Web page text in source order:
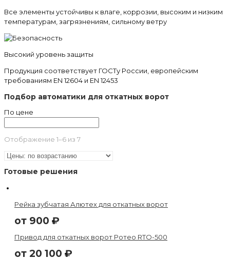
Все элементы устойчивы к влаге, коррозии, высоким и низким
температурам, загрязнениям, сильному ветру
Высокий уровень защиты
Продукция соответствует ГОСТу России, европейским
требованиям EN 12604 и EN 12453
Подбор автоматики для откатных ворот
По цене
Отображение 1–6 из 7
Готовые решения
Рейка зубчатая Алютех для откатных ворот
от 900 ₽
Привод для откатных ворот Ротео RTО-500
от 20 100 ₽